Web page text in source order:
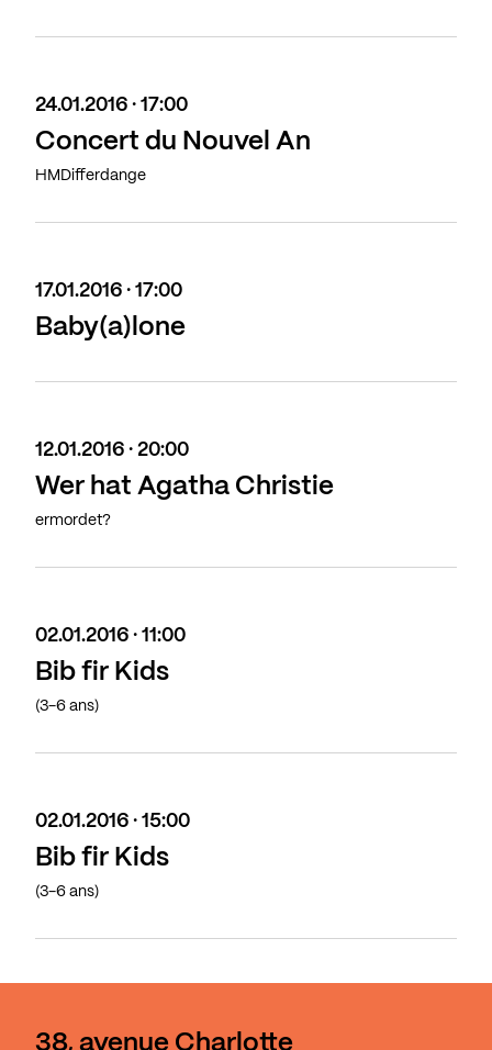
24.01.2016 · 17:00
Concert du Nouvel An
HMDifferdange
17.01.2016 · 17:00
Baby(a)lone
12.01.2016 · 20:00
Wer hat Agatha Christie
ermordet?
02.01.2016 · 11:00
Bib fir Kids
(3-6 ans)
02.01.2016 · 15:00
Bib fir Kids
(3-6 ans)
38, avenue Charlotte